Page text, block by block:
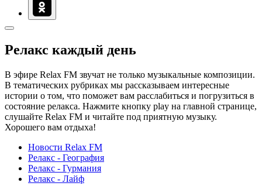
Релакс каждый день
В эфире Relax FM звучат не только музыкальные композиции.
В тематических рубриках мы рассказываем интересные
истории о том, что поможет вам расслабиться и погрузиться в
состояние релакса. Нажмите кнопку play на главной странице,
слушайте Relax FM и читайте под приятную музыку.
Хорошего вам отдыха!
Новости Relax FM
Релакс - География
Релакс - Гурмания
Релакс - Лайф